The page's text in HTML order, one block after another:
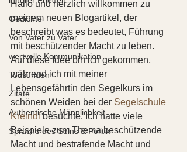
Gedichte
Von Vater zu Vater
wertvolle Kommunikation
Todsünden
Zitate
Authentische Männlichkeit
Sprache des Seins & Politik
Hallo und herzlich willkommen zu
meinem neuen Blogartikel, der
beschreibt was es bedeutet, Führung
mit beschützender Macht zu leben.
Auf diese Idee bin ich gekommen,
während ich mit meiner
Lebensgefährtin den Segelkurs im
schönen Weiden bei der Segelschule
Kreindl besuchte. Ich hatte viele
Beispiele zum Thema beschützende
Macht und bestrafende Macht und